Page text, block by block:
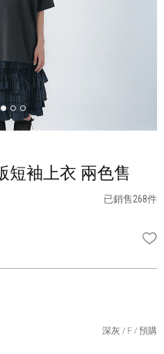
短袖上衣 兩色售
已銷售268件
深灰 F 預購